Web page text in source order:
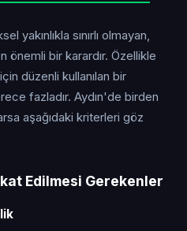
yakınlıkla sınırlı olmayan,
önemli bir karardır. Özellikle
düzenli kullanılan bir
fazladır. Aydın'de birden
aşağıdaki kriterleri göz
Edilmesi Gerekenler